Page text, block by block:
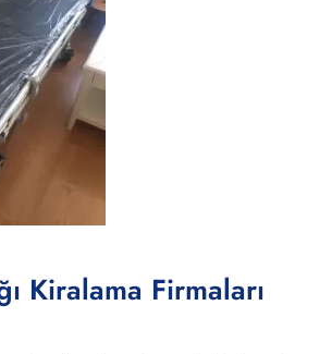
Kiralama Firmaları